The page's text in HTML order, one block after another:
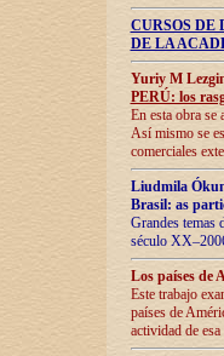
CURSOS
DE LA
Yuriy M
PERÚ: los
En esta obra se
Así mismo se
comerciales
Liudmila
Brasil: as
Grandes temas
século
Los países de
Este trabajo
países de
actividad de